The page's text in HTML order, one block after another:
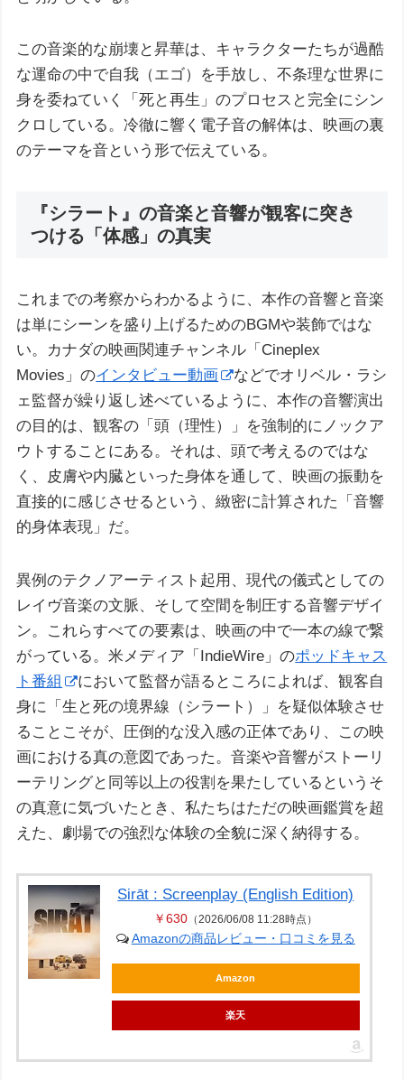
この音楽的な崩壊と昇華は、キャラクターたちが過酷
な運命の中で自我（エゴ）を手放し、不条理な世界に
身を委ねていく「死と再生」のプロセスと完全にシン
クロしている。冷徹に響く電子音の解体は、映画の裏
のテーマを音という形で伝えている。
『シラート』の音楽と音響が観客に突き
つける「体感」の真実
これまでの考察からわかるように、本作の音響と音楽
は単にシーンを盛り上げるためのBGMや装飾ではな
い。カナダの映画関連チャンネル「Cineplex
Movies」のインタビュー動画
などでオリベル・ラシ
ェ監督が繰り返し述べているように、本作の音響演出
の目的は、観客の「頭（理性）」を強制的にノックア
ウトすることにある。それは、頭で考えるのではな
く、皮膚や内臓といった身体を通して、映画の振動を
直接的に感じさせるという、緻密に計算された「音響
的身体表現」だ。
異例のテクノアーティスト起用、現代の儀式としての
レイヴ音楽の文脈、そして空間を制圧する音響デザイ
ン。これらすべての要素は、映画の中で一本の線で繋
がっている。米メディア「IndieWire」のポッドキャス
ト番組
において監督が語るところによれば、観客自
身に「生と死の境界線（シラート）」を疑似体験させ
ることこそが、圧倒的な没入感の正体であり、この映
画における真の意図であった。音楽や音響がストーリ
ーテリングと同等以上の役割を果たしているというそ
の真意に気づいたとき、私たちはただの映画鑑賞を超
えた、劇場での強烈な体験の全貌に深く納得する。
Sirāt : Screenplay (English Edition)
￥630 （2026/06/08 11:28時点）
Amazonの商品レビュー・口コミを見る
Amazon
楽天